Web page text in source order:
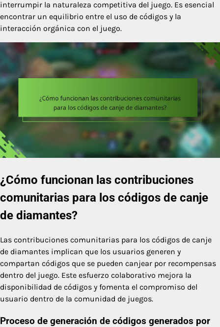
interrumpir la naturaleza competitiva del juego. Es esencial
encontrar un equilibrio entre el uso de códigos y la
interacción orgánica con el juego.
¿Cómo funcionan las contribuciones
comunitarias para los códigos de canje
de diamantes?
Las contribuciones comunitarias para los códigos de canje
de diamantes implican que los usuarios generen y
compartan códigos que se pueden canjear por recompensas
dentro del juego. Este esfuerzo colaborativo mejora la
disponibilidad de códigos y fomenta el compromiso del
usuario dentro de la comunidad de juegos.
Proceso de generación de códigos generados por